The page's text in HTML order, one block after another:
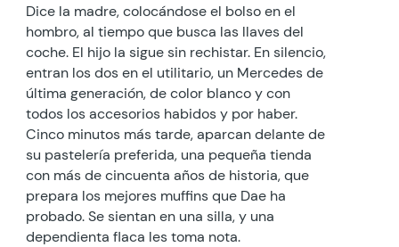
Dice la madre, colocándose el bolso en el
hombro, al tiempo que busca las llaves del
coche. El hijo la sigue sin rechistar. En silencio,
entran los dos en el utilitario, un Mercedes de
última generación, de color blanco y con
todos los accesorios habidos y por haber.
Cinco minutos más tarde, aparcan delante de
su pastelería preferida, una pequeña tienda
con más de cincuenta años de historia, que
prepara los mejores muffins que Dae ha
probado. Se sientan en una silla, y una
dependienta flaca les toma nota.